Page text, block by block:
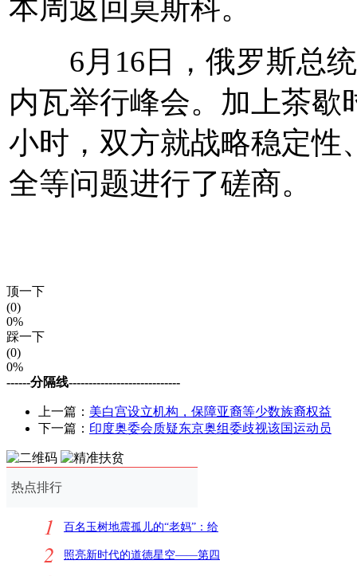
本周返回莫斯科。
6月16日，俄罗斯总统
内瓦举行峰会。加上茶歇
小时，双方就战略稳定性
全等问题进行了磋商。
顶一下
(0)
0%
踩一下
(0)
0%
------分隔线----------------------------
上一篇： 美白宫设立机构，保障亚裔等少数族裔权益
下一篇： 印度奥委会质疑东京奥组委歧视该国运动员
热点排行
1
百名玉树地震孤儿的“老妈”：给
了他们一个家
2
照亮新时代的道德星空——第四